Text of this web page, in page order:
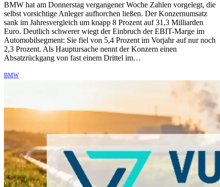
BMW hat am Donnerstag vergangener Woche Zahlen vorgelegt, die
selbst vorsichtige Anleger aufhorchen ließen. Der Konzernumsatz
sank im Jahresvergleich um knapp 8 Prozent auf 31,3 Milliarden
Euro. Deutlich schwerer wiegt der Einbruch der EBIT-Marge im
Automobilsegment: Sie fiel von 5,4 Prozent im Vorjahr auf nur noch
2,3 Prozent. Als Hauptursache nennt der Konzern einen
Absatzrückgang von fast einem Drittel im…
BMW